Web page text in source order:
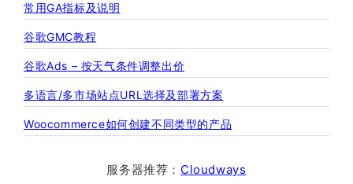
服务器推荐： Cloudways
常用GA指标及说明
谷歌GMC教程
谷歌Ads – 按天气条件调整出价
多语言/多市场站点URL选择及部署方案
Woocommerce如何创建不同类型的产品